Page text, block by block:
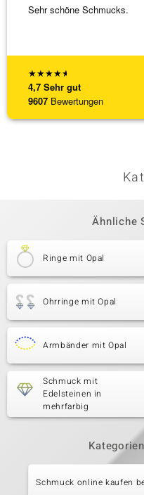
★★★★★
4,7 Sehr gut
9607 Bewertungen
Sehr schöne Schmucks.
Ähnliche
Ringe mit Opal
Ohrringe mit Opal
Armbänder mit Opal
Schmuck mit
Edelsteinen in
mehrfarbig
Schmuck online kaufen